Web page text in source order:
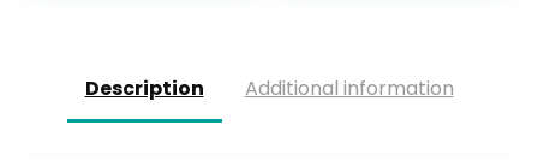
Description Additional information